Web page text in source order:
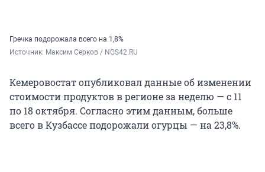
Гречка подорожала всего на 1,8%
Источник: Максим Серков / NGS42.RU
Кемеровостат опубликовал данные об изменении
стоимости продуктов в регионе за неделю — с 11
по 18 октября. Согласно этим данным, больше
всего в Кузбассе подорожали огурцы — на 23,8%.